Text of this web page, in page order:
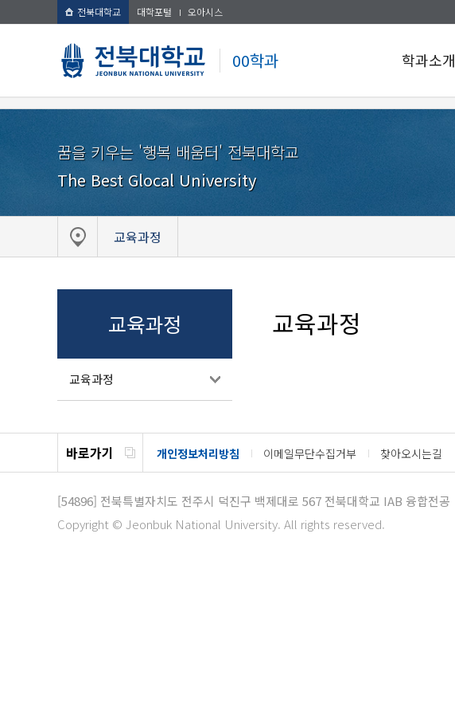
전북대학교 대학포털 오아시스
00학과 학과소개
인사말
d
꿈을 키우는 '행복 배움터' 전북대학교
The Best Glocal University
교육과정
교육과정
교육과정
교육과정
바로가기 개인정보처리방침 이메일무단수집거부 찾아오시는길
[54896] 전북특별자치도 전주시 덕진구 백제대로 567 전북대학교 IAB 융합전공
Copyright © Jeonbuk National University. All rights reserved.